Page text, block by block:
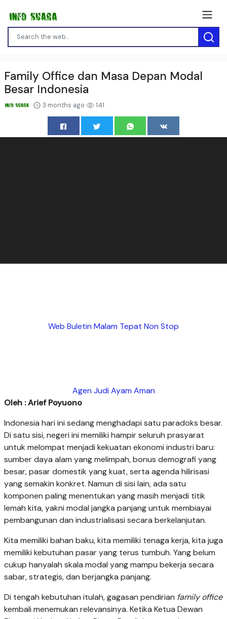
Family Office dan Masa Depan Modal
Besar Indonesia
3 months ago 141
Web Buletin Malam Tepat Non Stop
Agen Judi Ayam Aman
Oleh : Arief Poyuono
Indonesia hari ini sedang menghadapi satu paradoks besar.
Di satu sisi, negeri ini memiliki hampir seluruh prasyarat
untuk melompat menjadi kekuatan ekonomi industri baru:
sumber daya alam yang melimpah, bonus demografi yang
besar, pasar domestik yang kuat, serta agenda hilirisasi
yang semakin konkret. Namun di sisi lain, ada satu
komponen paling menentukan yang masih menjadi titik
lemah kita, yakni modal jangka panjang untuk membiayai
pembangunan dan industrialisasi secara berkelanjutan.
Kita memiliki bahan baku, kita memiliki tenaga kerja, kita juga
memiliki kebutuhan pasar yang terus tumbuh. Yang belum
cukup hanyalah skala modal yang mampu bekerja secara
sabar, strategis, dan berjangka panjang.
Di tengah kebutuhan itulah, gagasan pendirian family office
kembali menemukan relevansinya. Ketika Ketua Dewan